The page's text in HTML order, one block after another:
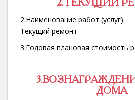
2.ТЕКУЩИЙ
2.Наименование работ (услуг):
Текущий ремонт
3.Годовая плановая стоимость
—
ДОМА